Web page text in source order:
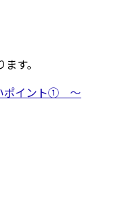
す。
ポイント① ～